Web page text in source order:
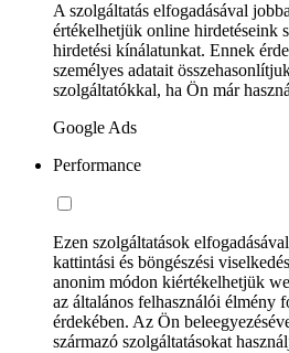
A szolgáltatás elfogadásával
értékelhetjük online hirdetéseink
hirdetési kínálatunkat. Ennek
személyes adatait
szolgáltatókkal, ha Ön már
Google Ads
Performance
Ezen szolgáltatások
kattintási és böngészési
anonim módon kiértékelhetjük
az általános felhasználói élmény
érdekében. Az Ön
származó szolgáltatásokat